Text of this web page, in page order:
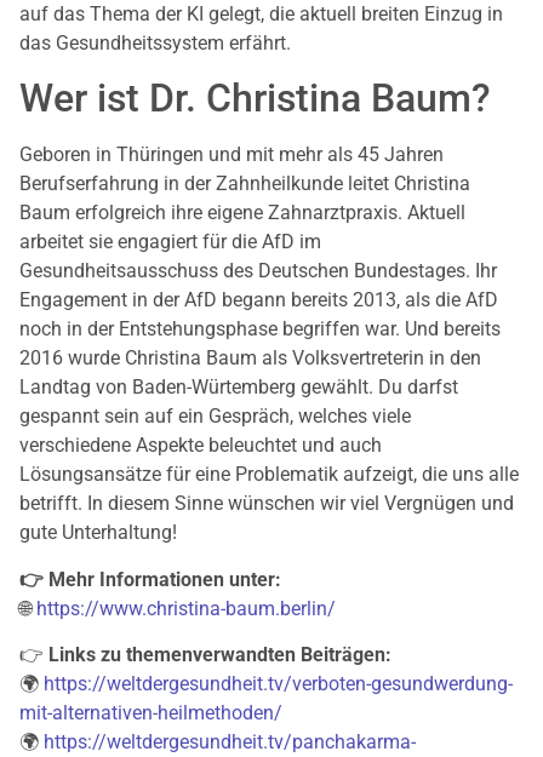
auf das Thema der KI gelegt, die aktuell breiten Einzug in
das Gesundheitssystem erfährt.
Wer ist Dr. Christina Baum?
Geboren in Thüringen und mit mehr als 45 Jahren
Berufserfahrung in der Zahnheilkunde leitet Christina
Baum erfolgreich ihre eigene Zahnarztpraxis. Aktuell
arbeitet sie engagiert für die AfD im
Gesundheitsausschuss des Deutschen Bundestages. Ihr
Engagement in der AfD begann bereits 2013, als die AfD
noch in der Entstehungsphase begriffen war. Und bereits
2016 wurde Christina Baum als Volksvertreterin in den
Landtag von Baden-Würtemberg gewählt. Du darfst
gespannt sein auf ein Gespräch, welches viele
verschiedene Aspekte beleuchtet und auch
Lösungsansätze für eine Problematik aufzeigt, die uns alle
betrifft. In diesem Sinne wünschen wir viel Vergnügen und
gute Unterhaltung!
👉 Mehr Informationen unter:
🌐 https://www.christina-baum.berlin/
👉 Links zu themenverwandten Beiträgen:
🌍 https://weltdergesundheit.tv/verboten-gesundwerdung-
mit-alternativen-heilmethoden/
🌍 https://weltdergesundheit.tv/panchakarma-